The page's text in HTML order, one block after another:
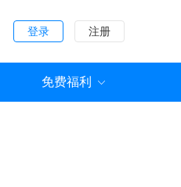
登录 注册
免费福利